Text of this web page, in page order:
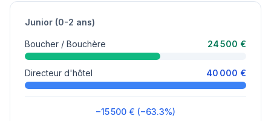
Junior (0-2 ans)
Boucher / Bouchère 24 500 €
Directeur d'hôtel 40 000 €
−15 500 € (−63.3%)